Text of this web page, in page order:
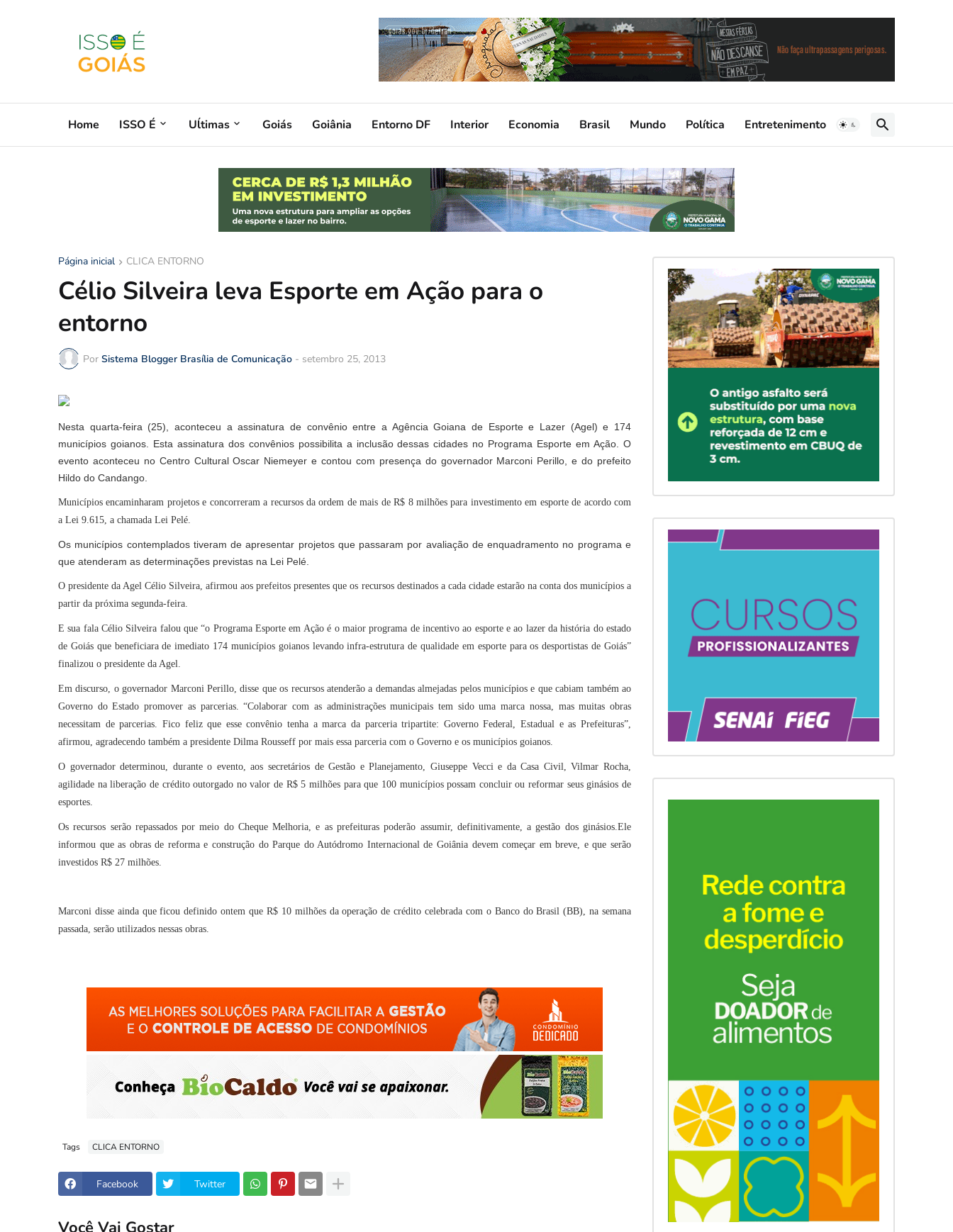
Home ISSO É Uĺtimas Goiás Goiânia Entorno DF Interior Economia Brasil Mundo Política Entretenimento
Página inicial CLICA ENTORNO
Célio Silveira leva Esporte em Ação para o
entorno
Por Sistema Blogger Brasília de Comunicação - setembro 25, 2013
Nesta quarta-feira (25), aconteceu a assinatura de convênio entre a Agência Goiana de Esporte e Lazer (Agel) e 174
municípios goianos. Esta assinatura dos convênios possibilita a inclusão dessas cidades no Programa Esporte em Ação. O
evento aconteceu no Centro Cultural Oscar Niemeyer e contou com presença do governador Marconi Perillo, e do prefeito
Hildo do Candango.
Municípios encaminharam projetos e concorreram a recursos da ordem de mais de R$ 8 milhões para investimento em esporte de acordo com
a Lei 9.615, a chamada Lei Pelé.
Os municípios contemplados tiveram de apresentar projetos que passaram por avaliação de enquadramento no programa e
que atenderam as determinações previstas na Lei Pelé.
O presidente da Agel Célio Silveira, afirmou aos prefeitos presentes que os recursos destinados a cada cidade estarão na conta dos municípios a
partir da próxima segunda-feira.
E sua fala Célio Silveira falou que “o Programa Esporte em Ação é o maior programa de incentivo ao esporte e ao lazer da história do estado
de Goiás que beneficiara de imediato 174 municípios goianos levando infra-estrutura de qualidade em esporte para os desportistas de Goiás”
finalizou o presidente da Agel.
Em discurso, o governador Marconi Perillo, disse que os recursos atenderão a demandas almejadas pelos municípios e que cabiam também ao
Governo do Estado promover as parcerias. “Colaborar com as administrações municipais tem sido uma marca nossa, mas muitas obras
necessitam de parcerias. Fico feliz que esse convênio tenha a marca da parceria tripartite: Governo Federal, Estadual e as Prefeituras”,
afirmou, agradecendo também a presidente Dilma Rousseff por mais essa parceria com o Governo e os municípios goianos.
O governador determinou, durante o evento, aos secretários de Gestão e Planejamento, Giuseppe Vecci e da Casa Civil, Vilmar Rocha,
agilidade na liberação de crédito outorgado no valor de R$ 5 milhões para que 100 municípios possam concluir ou reformar seus ginásios de
esportes.
Os recursos serão repassados por meio do Cheque Melhoria, e as prefeituras poderão assumir, definitivamente, a gestão dos ginásios.Ele
informou que as obras de reforma e construção do Parque do Autódromo Internacional de Goiânia devem começar em breve, e que serão
investidos R$ 27 milhões.
Marconi disse ainda que ficou definido ontem que R$ 10 milhões da operação de crédito celebrada com o Banco do Brasil (BB), na semana
passada, serão utilizados nessas obras.
Tags CLICA ENTORNO
Facebook Twitter
Você Vai Gostar